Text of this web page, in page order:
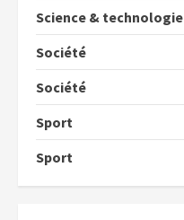
Science & technologie
Société
Société
Sport
Sport